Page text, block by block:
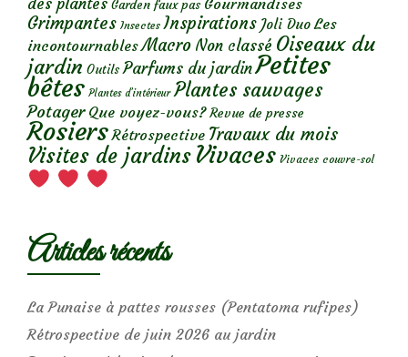
Garden faux pas Gourmandises
Grimpantes Insectes Inspirations Joli Duo Les
incontournables Macro Non classé Oiseaux du
jardin Outils Parfums du jardinPetites
bêtes Plantes d’intérieur Plantes sauvages
Potager Que voyez-vous? Revue de presse
Rosiers Rétrospective Travaux du mois
Visites de jardins Vivaces Vivaces couvre-sol
Articles récents
La Punaise à pattes rousses (Pentatoma rufipes)
Rétrospective de juin 2026 au jardin